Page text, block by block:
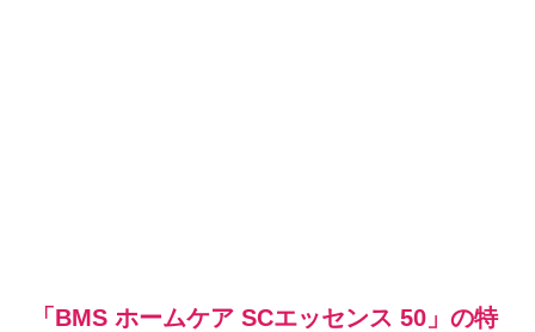
「BMS ホームケア SCエッセンス 50」の特